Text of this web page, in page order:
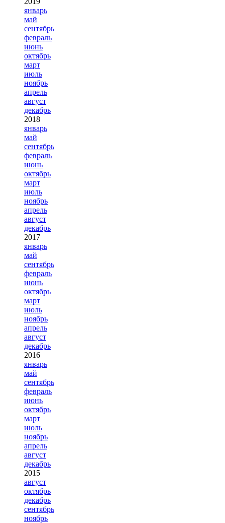
январь
май
сентябрь
февраль
июнь
октябрь
март
июль
ноябрь
апрель
август
декабрь
2018
январь
май
сентябрь
февраль
июнь
октябрь
март
июль
ноябрь
апрель
август
декабрь
2017
январь
май
сентябрь
февраль
июнь
октябрь
март
июль
ноябрь
апрель
август
декабрь
2016
январь
май
сентябрь
февраль
июнь
октябрь
март
июль
ноябрь
апрель
август
декабрь
2015
август
октябрь
декабрь
сентябрь
ноябрь